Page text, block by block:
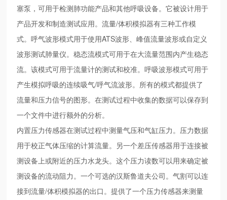
塞泵，可用于检测肺功能产品和其他呼吸设备。它被设计用于
产品开发和制造测试应用。流量/体积模拟器有三种工作模
式。呼气波形模式用于使用ATS波形、峰值流量波形或自定义
波形测试肺量仪。稳态流模式可用于在大流量范围内产生稳态
流。该模式可用于流量计的测试和校准。呼吸波形模式可用于
产生模拟呼吸的连续吸气/呼气流波形。所有的模式都提供了
流量和压力信号的图形。在测试过程中收集的数据可以保存到
一个文件中进行额外的分析。
内置压力传感器在测试过程中测量气压和气缸压力。压力数据
用于校正气体压缩的计算流量。另一个差压传感器用于连接被
测设备上或附近的压力水龙头。这个压力读数可以用来确定被
测设备的流动阻力。一个可选的汉斯鲁道夫公司。气割可以连
接到流量/体积模拟器的出口。提供了一个压力传感器来测量